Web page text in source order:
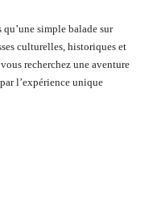
simple balade sur
culturelles, historiques et
recherchez une aventure
l’expérience unique